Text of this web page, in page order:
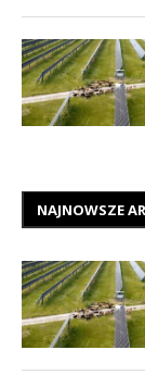
NAJNOWSZE